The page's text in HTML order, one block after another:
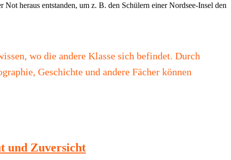
heraus entstanden, um z. B. den Schülern einer Nordsee-Insel den
wo die andere Klasse sich befindet. Durch
Geschichte und andere Fächer können
und Zuversicht